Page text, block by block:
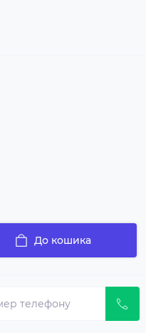
До кошика